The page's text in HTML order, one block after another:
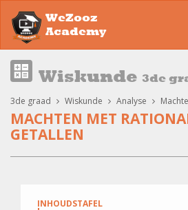
WeZooz
Academy
Wiskunde 3de
3de graad Wiskunde Analyse
MACHTEN MET
GETALLEN
INHOUDSTAFEL